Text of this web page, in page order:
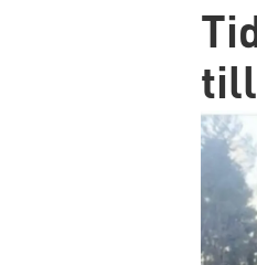
till